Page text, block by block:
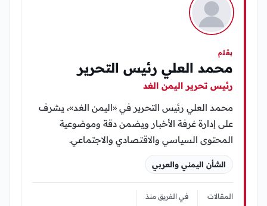
بقلم
محمد العلي رئيس التحرير
رئيس تحرير اليمن الغد
محمد العلي رئيس التحرير في «اليمن الغد»، يشرف
على إدارة غرفة الأخبار ويضمن دقة وموضوعية
المحتوى السياسي والاقتصادي والاجتماعي.
الشأن اليمني والعربي
المقالات في الفريق منذ